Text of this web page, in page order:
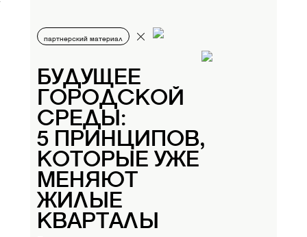
партнерский материал
БУДУЩЕЕ
ГОРОДСКОЙ
СРЕДЫ:
5 ПРИНЦИПОВ,
КОТОРЫЕ УЖЕ
МЕНЯЮТ
ЖИЛЫЕ
КВАРТАЛЫ